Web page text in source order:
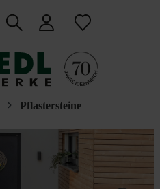
Pflastersteine